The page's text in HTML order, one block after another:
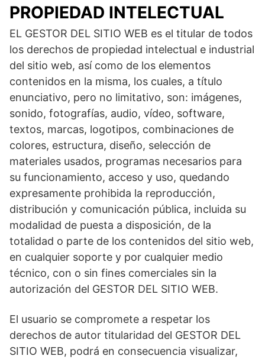
PROPIEDAD INTELECTUAL
EL GESTOR DEL SITIO WEB es el titular de todos
los derechos de propiedad intelectual e industrial
del sitio web, así como de los elementos
contenidos en la misma, los cuales, a título
enunciativo, pero no limitativo, son: imágenes,
sonido, fotografías, audio, vídeo, software,
textos, marcas, logotipos, combinaciones de
colores, estructura, diseño, selección de
materiales usados, programas necesarios para
su funcionamiento, acceso y uso, quedando
expresamente prohibida la reproducción,
distribución y comunicación pública, incluida su
modalidad de puesta a disposición, de la
totalidad o parte de los contenidos del sitio web,
en cualquier soporte y por cualquier medio
técnico, con o sin fines comerciales sin la
autorización del GESTOR DEL SITIO WEB.
El usuario se compromete a respetar los
derechos de autor titularidad del GESTOR DEL
SITIO WEB, podrá en consecuencia visualizar,